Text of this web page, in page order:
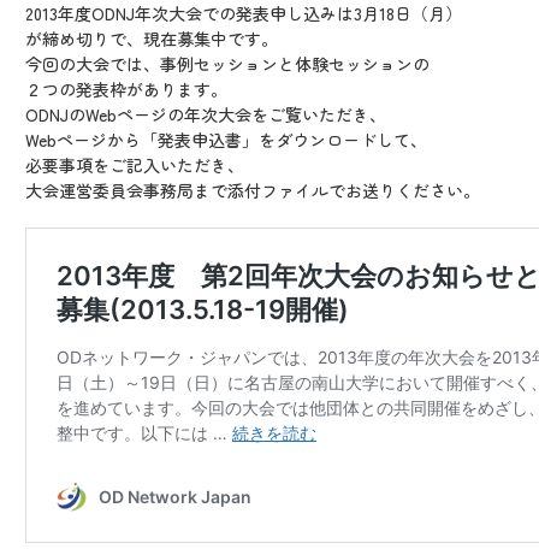
2013年度ODNJ年次大会での発表申し込みは3月18日（月）
が締め切りで、現在募集中です。
今回の大会では、事例セッションと体験セッションの
２つの発表枠があります。
ODNJのWebページの年次大会をご覧いただき、
Webページから「発表申込書」をダウンロードして、
必要事項をご記入いただき、
大会運営委員会事務局まで添付ファイルでお送りください。